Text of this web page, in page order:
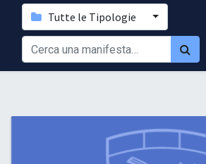
Tutte le Tipologie